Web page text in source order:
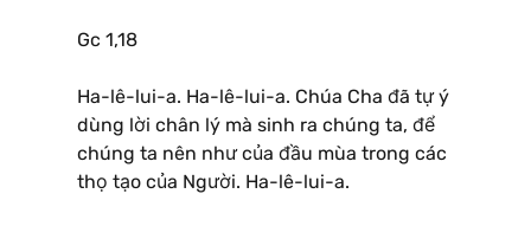
Gc 1,18
Ha-lê-lui-a. Ha-lê-lui-a. Chúa Cha đã tự ý
dùng lời chân lý mà sinh ra chúng ta, để
chúng ta nên như của đầu mùa trong các
thọ tạo của Người. Ha-lê-lui-a.